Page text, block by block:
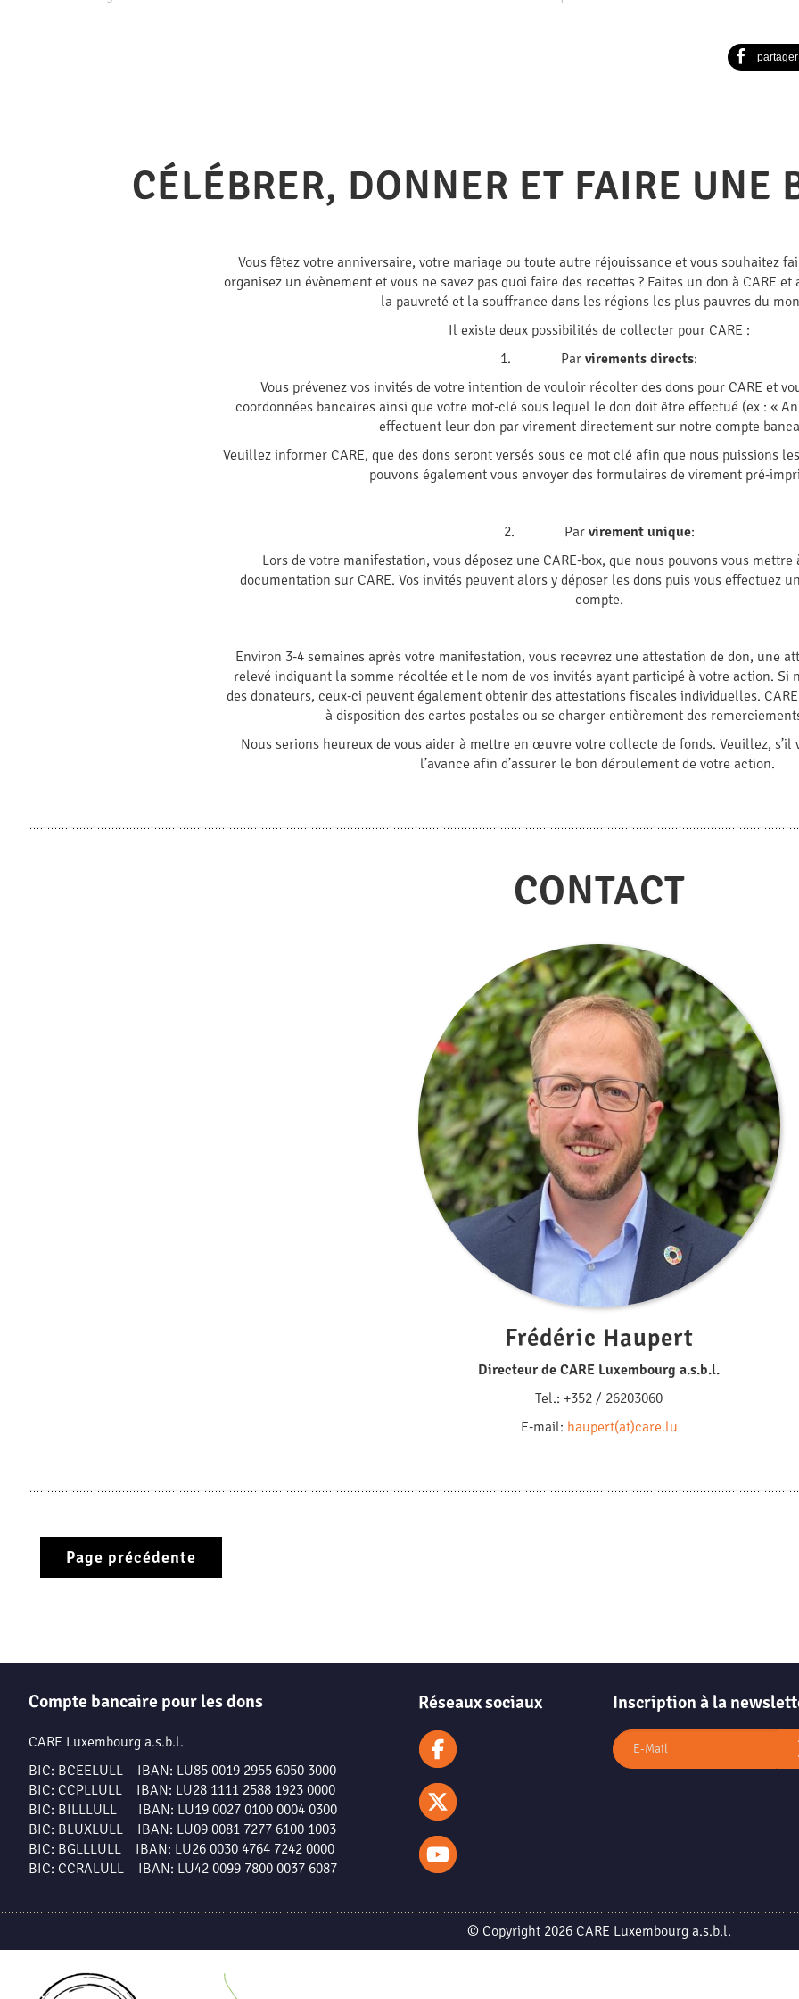
partager
CÉLÉBRER, DONNER ET FAIRE UNE
Vous fêtez votre anniversaire, votre mariage ou toute autre réjouissance et vous souhaitez
organisez un évènement et vous ne savez pas quoi faire des recettes ? Faites un don à CARE
la pauvreté et la souffrance dans les régions les plus pauvres du
Il existe deux possibilités de collecter pour CARE :
1. Parvirements directs:
Vous prévenez vos invités de votre intention de vouloir récolter des dons pour CARE et
coordonnées bancaires ainsi que votre mot-clé sous lequel le don doit être effectué (ex : «
effectuent leur don par virement directement sur notre compte
Veuillez informer CARE, que des dons seront versés sous ce mot clé afin que nous puissions
pouvons également vous envoyer des formulaires de virement pré-
2. Par virement unique:
Lors de votre manifestation, vous déposez une CARE-box, que nous pouvons vous
documentation sur CARE. Vos invités peuvent alors y déposer les dons puis vous effectuez
compte.
Environ 3-4 semaines après votre manifestation, vous recevrez une attestation de don, une
relevé indiquant la somme récoltée et le nom de vos invités ayant participé à votre action. Si
des donateurs, ceux-ci peuvent également obtenir des attestations fiscales individuelles.
à disposition des cartes postales ou se charger entièrement des
Nous serions heureux de vous aider à mettre en œuvre votre collecte de fonds. Veuillez,
l’avance afin d’assurer le bon déroulement de votre action.
CONTACT
Frédéric Haupert
Directeur de CARE Luxembourg a.s.b.l.
Tel.: +352 / 26203060
E-mail: haupert(at)care.lu
Page précédente
Compte bancaire pour les dons
CARE Luxembourg a.s.b.l.
BIC: BCEELULL IBAN: LU85 0019 2955 6050 3000
BIC: CCPLLULL IBAN: LU28 1111 2588 1923 0000
BIC: BILLLULL IBAN: LU19 0027 0100 0004 0300
BIC: BLUXLULL IBAN: LU09 0081 7277 6100 1003
BIC: BGLLLULL IBAN: LU26 0030 4764 7242 0000
BIC: CCRALULL IBAN: LU42 0099 7800 0037 6087
Réseaux sociaux Inscription à la
© Copyright 2026 CARE Luxembourg a.s.b.l.